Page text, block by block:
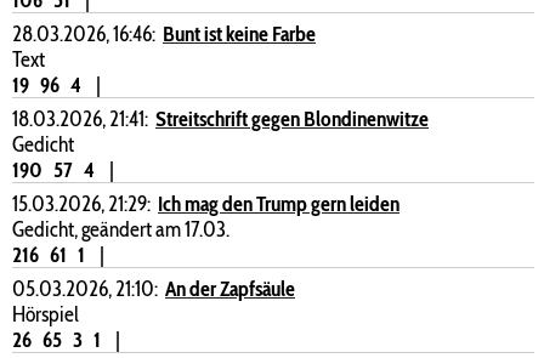
28.03.2026, 16:46: Bunt ist keine Farbe
Text
19 96 4
|
18.03.2026, 21:41: Streitschrift gegen Blondinenwitze
Gedicht
190 57 4
|
15.03.2026, 21:29: Ich mag den Trump gern leiden
Gedicht, geändert am 17.03.
216 61 1
|
05.03.2026, 21:10: An der Zapfsäule
Hörspiel
26 65 3 1
|